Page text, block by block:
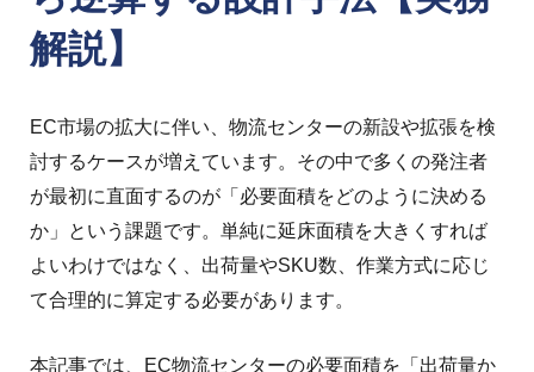
解説】
EC市場の拡大に伴い、物流センターの新設や拡張を検
討するケースが増えています。その中で多くの発注者
が最初に直面するのが「必要面積をどのように決める
か」という課題です。単純に延床面積を大きくすれば
よいわけではなく、出荷量やSKU数、作業方式に応じ
て合理的に算定する必要があります。
本記事では、EC物流センターの必要面積を「出荷量か